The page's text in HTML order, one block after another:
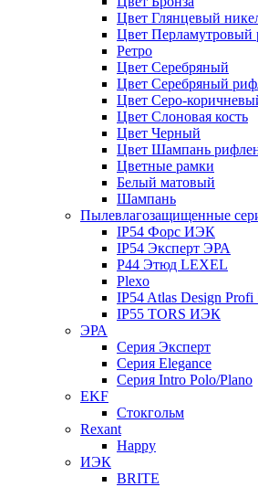
Цвет Глянцевый
Цвет Перламутровый
Ретро
Цвет Серебряный
Цвет Серебряный
Цвет Серо-
Цвет Слоновая кость
Цвет Черный
Цвет Шампань
Цветные рамки
Белый матовый
Шампань
Пылевлагозащищенные
IP54 Форс ИЭК
IP54 Эксперт ЭРА
P44 Этюд LEXEL
Plexo
IP54 Atlas Design Profi
IP55 TORS ИЭК
ЭРА
Серия Эксперт
Серия Elegance
Серия Intro Polo/Plano
EKF
Стокгольм
Rexant
Happy
ИЭК
BRITE